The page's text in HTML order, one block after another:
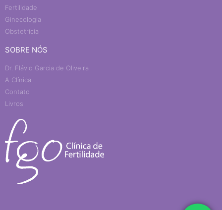
SOBRE NÓS
Dr. Flávio Garcia de Oliveira
A Clínica
Contato
Livros
Fertilidade
Ginecologia
Obstetrícia